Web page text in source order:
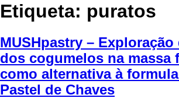
Etiqueta: puratos
MUSHpastry –
dos cogumelos na massa
como alternativa à
Pastel de Chaves